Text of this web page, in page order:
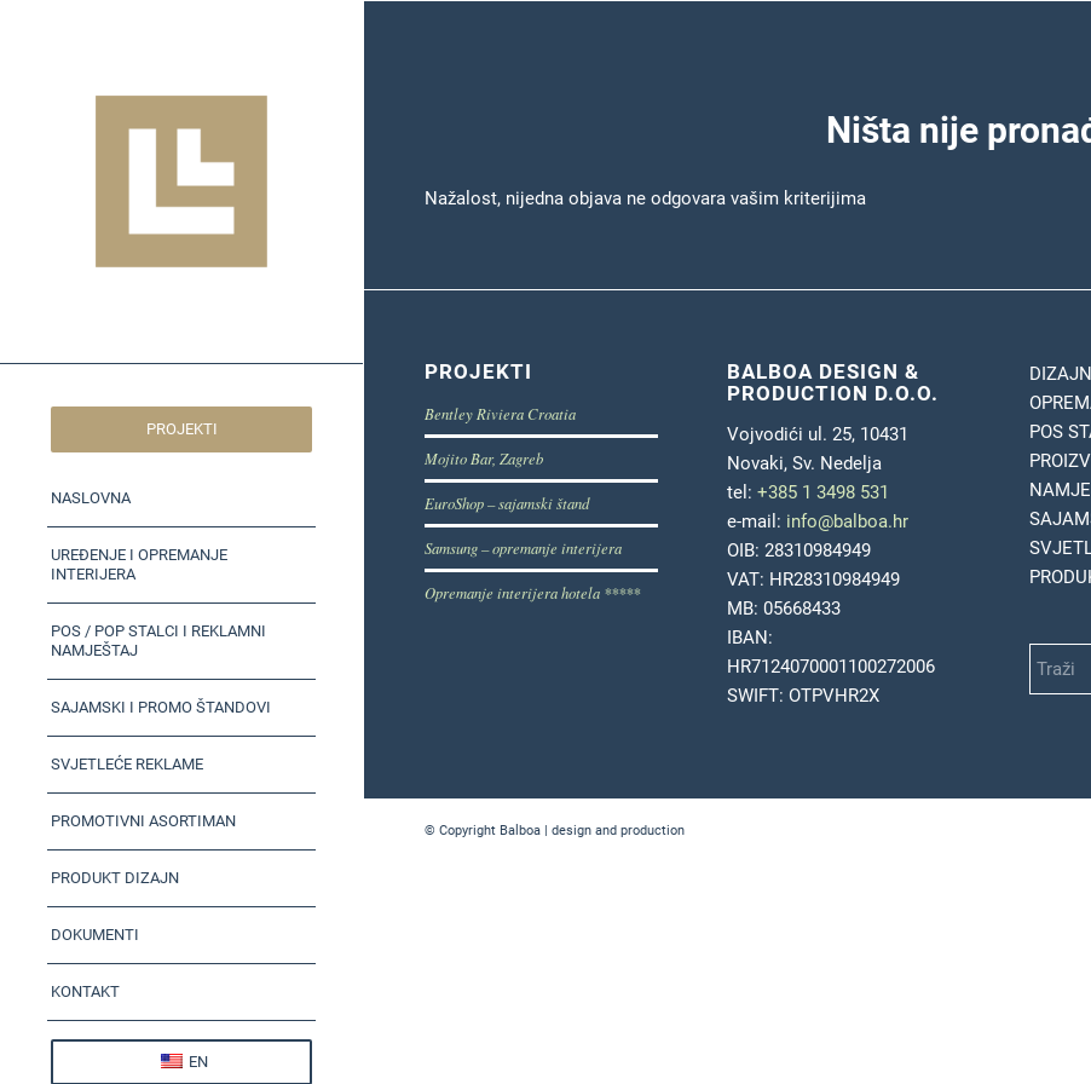
PROJEKTI
NASLOVNA
UREĐENJE I OPREMANJE
INTERIJERA
POS / POP STALCI I REKLAMNI
NAMJEŠTAJ
SAJAMSKI I PROMO ŠTANDOVI
SVJETLEĆE REKLAME
PROMOTIVNI ASORTIMAN
PRODUKT DIZAJN
DOKUMENTI
KONTAKT
EN
Ništa nije
Nažalost, nijedna objava ne odgovara vašim kriterijima
PROJEKTI
Bentley Riviera Croatia
Mojito Bar, Zagreb
EuroShop – sajamski štand
Samsung – opremanje interijera
Opremanje interijera hotela *****
BALBOA DESIGN &
PRODUCTION D.O.O.
Vojvodići ul. 25, 10431
Novaki, Sv. Nedelja
tel: +385 1 3498 531
e-mail: info@balboa.hr
OIB: 28310984949
VAT: HR28310984949
MB: 05668433
IBAN:
HR7124070001100272006
SWIFT: OTPVHR2X
POS
© Copyright Balboa | design and production